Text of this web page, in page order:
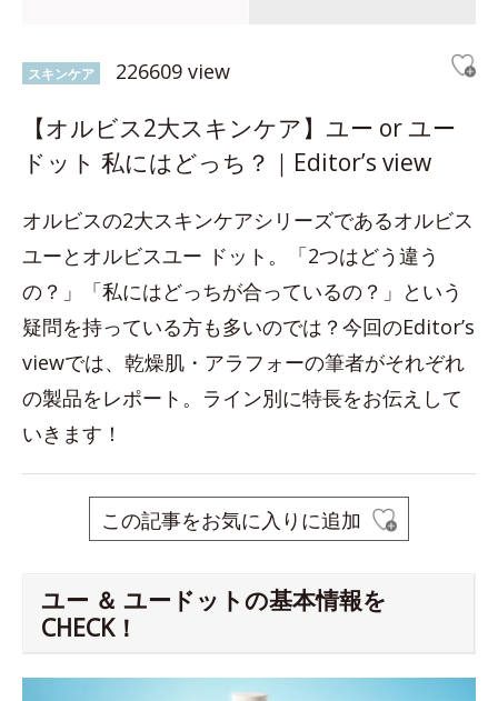
スキンケア 226609 view
【オルビス2大スキンケア】ユー or ユー
ドット 私にはどっち？｜Editor’s view
オルビスの2大スキンケアシリーズであるオルビス
ユーとオルビスユー ドット。「2つはどう違う
の？」「私にはどっちが合っているの？」という
疑問を持っている方も多いのでは？今回のEditor’s
viewでは、乾燥肌・アラフォーの筆者がそれぞれ
の製品をレポート。ライン別に特長をお伝えして
いきます！
この記事をお気に入りに追加
ユー ＆ ユードットの基本情報を
CHECK！